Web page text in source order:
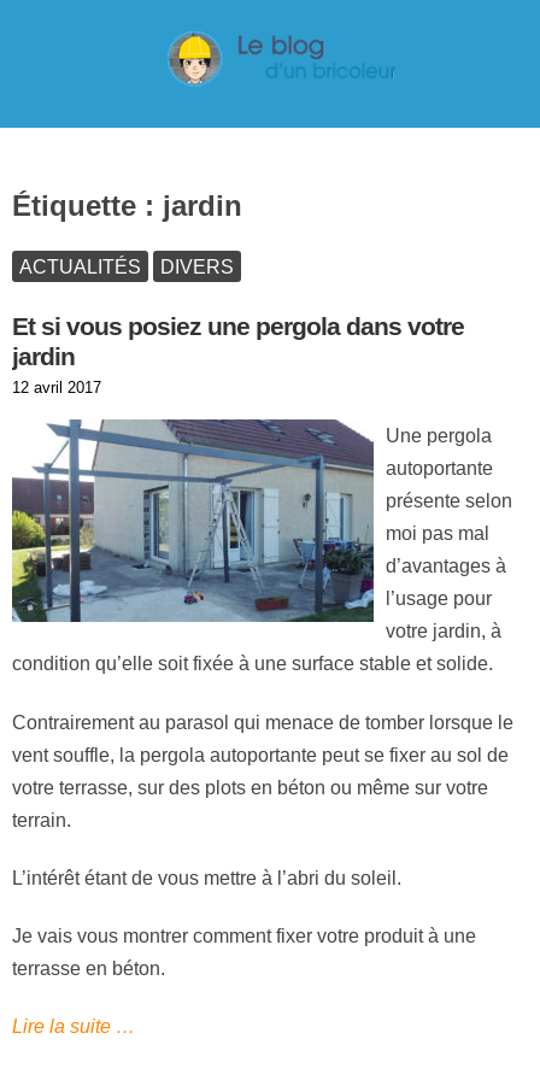
Étiquette : jardin
ACTUALITÉS DIVERS
Et si vous posiez une pergola dans votre
jardin
Publié
12 avril 2017
Une pergola
autoportante
présente selon
moi pas mal
d’avantages à
l’usage pour
votre jardin, à
condition qu’elle soit fixée à une surface stable et solide.
Contrairement au parasol qui menace de tomber lorsque le
vent souffle, la pergola autoportante peut se fixer au sol de
votre terrasse, sur des plots en béton ou même sur votre
terrain.
L’intérêt étant de vous mettre à l’abri du soleil.
Je vais vous montrer comment fixer votre produit à une
terrasse en béton.
Lire la suite …